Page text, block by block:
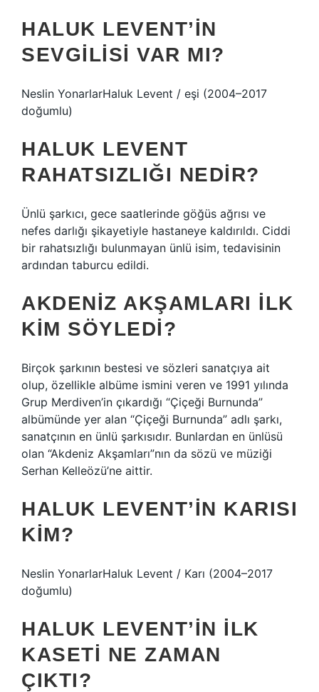
HALUK LEVENT’IN
SEVGILISI VAR MI?
Neslin YonarlarHaluk Levent / eşi (2004–2017
doğumlu)
HALUK LEVENT
RAHATSIZLIĞI NEDIR?
Ünlü şarkıcı, gece saatlerinde göğüs ağrısı ve
nefes darlığı şikayetiyle hastaneye kaldırıldı. Ciddi
bir rahatsızlığı bulunmayan ünlü isim, tedavisinin
ardından taburcu edildi.
AKDENIZ AKŞAMLARI ILK
KIM SÖYLEDI?
Birçok şarkının bestesi ve sözleri sanatçıya ait
olup, özellikle albüme ismini veren ve 1991 yılında
Grup Merdiven’in çıkardığı “Çiçeği Burnunda”
albümünde yer alan “Çiçeği Burnunda” adlı şarkı,
sanatçının en ünlü şarkısıdır. Bunlardan en ünlüsü
olan “Akdeniz Akşamları”nın da sözü ve müziği
Serhan Kelleözü’ne aittir.
HALUK LEVENT’IN KARISI
KIM?
Neslin YonarlarHaluk Levent / Karı (2004–2017
doğumlu)
HALUK LEVENT’IN ILK
KASETI NE ZAMAN
ÇIKTI?